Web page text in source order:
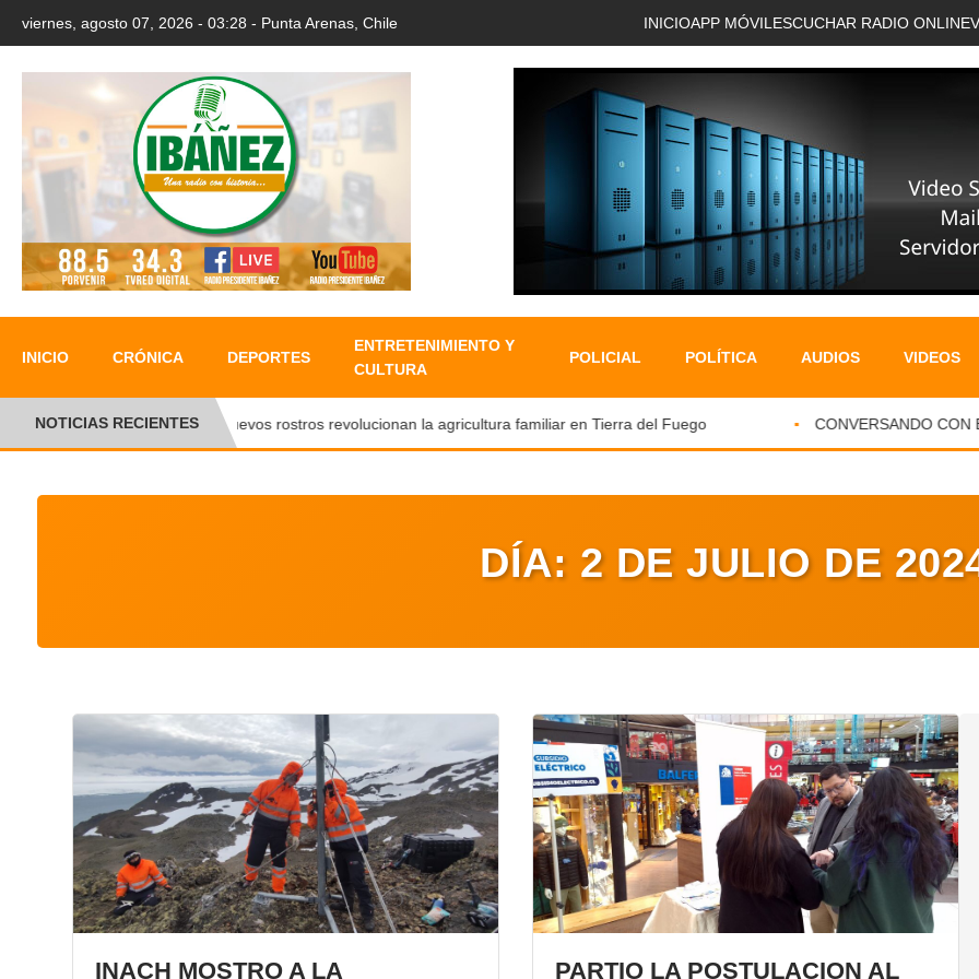
viernes, agosto 07, 2026 - 03:28 - Punta Arenas, Chile INICIOAPP MÓVIL ESCUCHAR RADIO ONLINE
INICIO CRÓNICA DEPORTES
ENTRETENIMIENTO Y
CULTURA
POLICIAL POLÍTICA AUDIOS VIDEOS
NOTICIAS RECIENTESNuevos rostros revolucionan la agricultura familiar en Tierra del Fuego CONVERSANDO CON EL
DÍA: 2 DE JULIO DE
INACH MOSTRO A LA PARTIO LA POSTULACION AL